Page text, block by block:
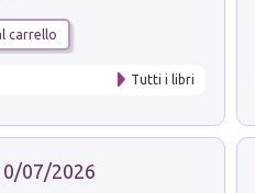
carrello
Tutti i libri
07/2026